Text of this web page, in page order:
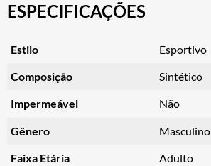
ESPECIFICAÇÕES
Estilo Esportivo
Composição Sintético
Impermeável Não
Gênero Masculino
Faixa Etária Adulto